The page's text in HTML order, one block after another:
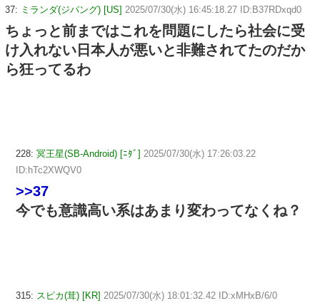
37: ミランダ(ジパング) [US] 2025/07/30(水) 16:45:18.27 ID:B37RDxqd0
ちょっと前まではこれを問題にしたら社会に受
け入れない日本人が悪いと非難されてたのだか
ら狂ってるわ
228: 冥王星(SB-Android) [ﾆﾀﾞ] 2025/07/30(水) 17:26:03.22
ID:hTc2XWQV0
>>37
今でも意識高い系はあまり変わってなくね？
315: スピカ(茸) [KR] 2025/07/30(水) 18:01:32.42 ID:xMHxB/6/0